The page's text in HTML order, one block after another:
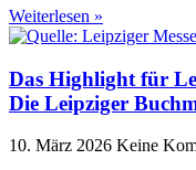
Weiterlesen »
Das Highlight für
Die Leipziger
10. März 2026 Keine